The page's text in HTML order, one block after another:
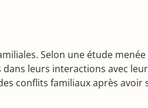
Selon une étude menée
leurs interactions avec
conflits familiaux après avoir